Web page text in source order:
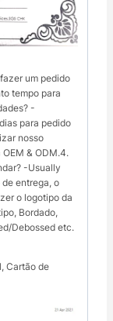
um pedido
tempo para
-
para pedido
nosso
& ODM.4.
-Usually
entrega, o
o logotipo da
Bordado,
Debossed etc.
Cartão de